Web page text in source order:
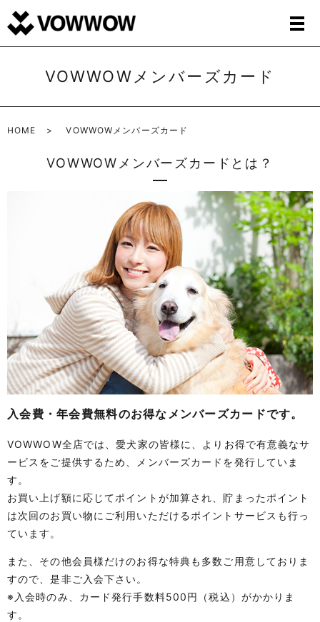
VOWWOWメンバーズカード
HOME VOWWOWメンバーズカード
VOWWOWメンバーズカードとは？
入会費・年会費無料のお得なメンバーズカードです。
VOWWOW全店では、愛犬家の皆様に、よりお得で有意義なサ
ービスをご提供するため、メンバーズカードを発行していま
す。
お買い上げ額に応じてポイントが加算され、貯まったポイント
は次回のお買い物にご利用いただけるポイントサービスも行っ
ています。
また、その他会員様だけのお得な特典も多数ご用意しておりま
すので、是非ご入会下さい。
※入会時のみ、カード発行手数料500円（税込）がかかりま
す。